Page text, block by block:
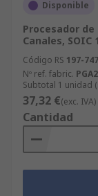
Disponible
Procesador
Canales, SOIC
Código RS 197-
Nº ref. fabric.
Subtotal 1 unidad
37,32 €(exc. IVA)
Cantidad